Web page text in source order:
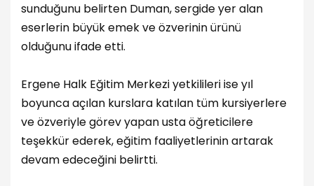
sunduğunu belirten Duman, sergide yer alan
eserlerin büyük emek ve özverinin ürünü
olduğunu ifade etti.
Ergene Halk Eğitim Merkezi yetkilileri ise yıl
boyunca açılan kurslara katılan tüm kursiyerlere
ve özveriyle görev yapan usta öğreticilere
teşekkür ederek, eğitim faaliyetlerinin artarak
devam edeceğini belirtti.